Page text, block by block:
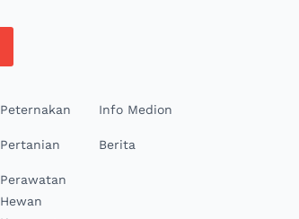
Peternakan
Pertanian
Perawatan
Hewan
Info Medion
Berita